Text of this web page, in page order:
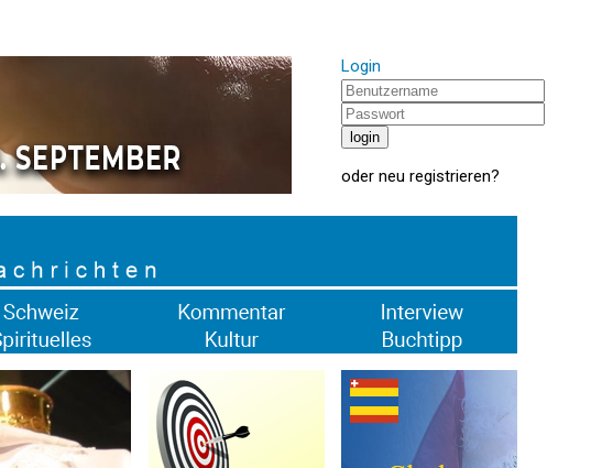
Login
oder neu registrieren?